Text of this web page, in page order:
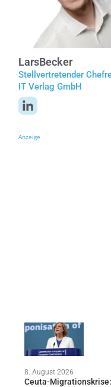
LarsBecker
Stellvertretender
IT Verlag GmbH
Anzeige
8. August 2026
Ceuta-